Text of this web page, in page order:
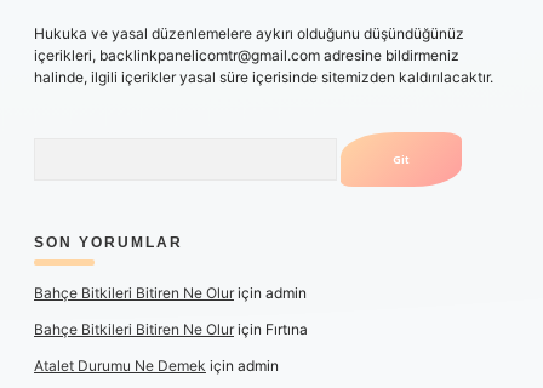
Hukuka ve yasal düzenlemelere aykırı olduğunu düşündüğünüz
içerikleri, backlinkpanelicomtr@gmail.com adresine bildirmeniz
halinde, ilgili içerikler yasal süre içerisinde sitemizden kaldırılacaktır.
SON YORUMLAR
Bahçe Bitkileri Bitiren Ne Oluriçin admin
Bahçe Bitkileri Bitiren Ne Oluriçin Fırtına
Atalet Durumu Ne Demek için admin